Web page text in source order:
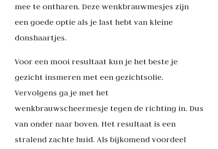
mee te ontharen. Deze wenkbrauwmesjes zijn
een goede optie als je last hebt van kleine
donshaartjes.
Voor een mooi resultaat kun je het beste je
gezicht insmeren met een gezichtsolie.
Vervolgens ga je met het
wenkbrauwscheermesje tegen de richting in. Dus
van onder naar boven. Het resultaat is een
stralend zachte huid. Als bijkomend voordeel